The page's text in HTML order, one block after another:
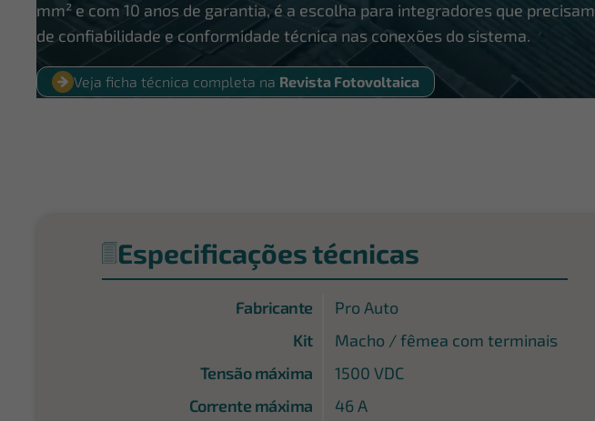
mm² e com 10 anos de garantia, é a escolha para integradores que precisam
de confiabilidade e conformidade técnica nas conexões do sistema.
Veja ficha técnica completa na Revista Fotovoltaica
Especificações técnicas
Fabricante
Pro Auto
Kit
Macho / fêmea com terminais
Tensão máxima
1500 VDC
Corrente máxima
46 A